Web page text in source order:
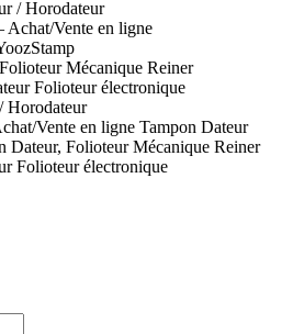
Horodateur
Vente en ligne Tampon Dateur
Dateur, Folioteur Mécanique Reiner
Folioteur électronique